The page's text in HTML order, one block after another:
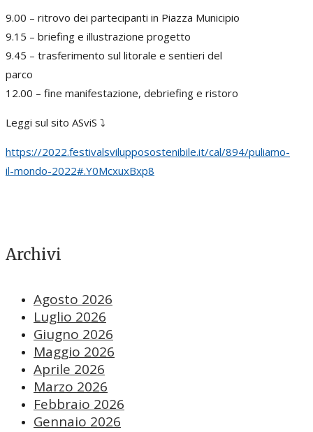
9.00 – ritrovo dei partecipanti in Piazza Municipio
9.15 – briefing e illustrazione progetto
9.45 – trasferimento sul litorale e sentieri del
parco
12.00 – fine manifestazione, debriefing e ristoro
Leggi sul sito ASviS ⤵️
https://2022.festivalsvilupposostenibile.it/cal/894/puliamo-
il-mondo-2022#.Y0McxuxBxp8
Archivi
Agosto 2026
Luglio 2026
Giugno 2026
Maggio 2026
Aprile 2026
Marzo 2026
Febbraio 2026
Gennaio 2026